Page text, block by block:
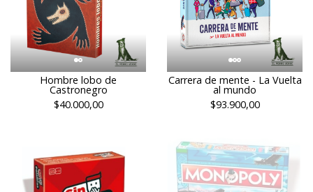
Hombre lobo de
Castronegro
$40.000,00
Carrera de mente - La Vuelta
al mundo
$93.900,00